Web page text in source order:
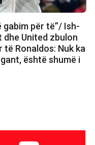
gabim për të”/ Ish-
dhe United zbulon
të Ronaldos: Nuk ka
është shumë i